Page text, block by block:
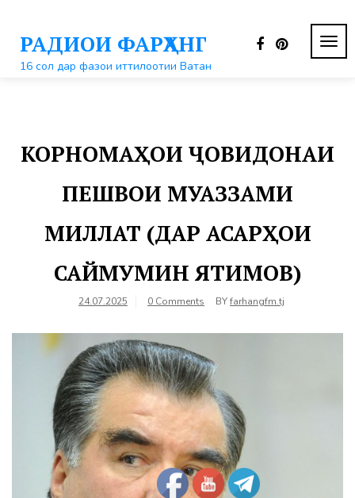
контентуРАДИОИ ФАРҲАНГ
16 сол дар фазои иттилоотии Ватан
КОРНОМАҲОИ ҶОВИДОНАИ
ПЕШВОИ МУАЗЗАМИ
МИЛЛАТ (ДАР АСАРҲОИ
САЙМУМИН ЯТИМОВ)
24.07.2025 0 Comments BYfarhangfm.tj